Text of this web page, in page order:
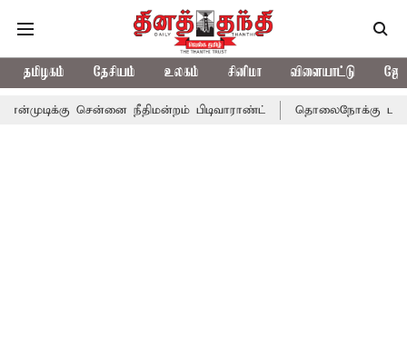
தமிழகம் தேசியம் உலகம் சினிமா விளையாட்டு
நீதிமன்றம் பிடிவாராண்ட் தொலைநோக்கு பார்வையுடன்